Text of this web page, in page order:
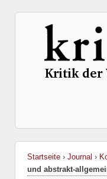
Startseite › Journal ›
und abstrakt-